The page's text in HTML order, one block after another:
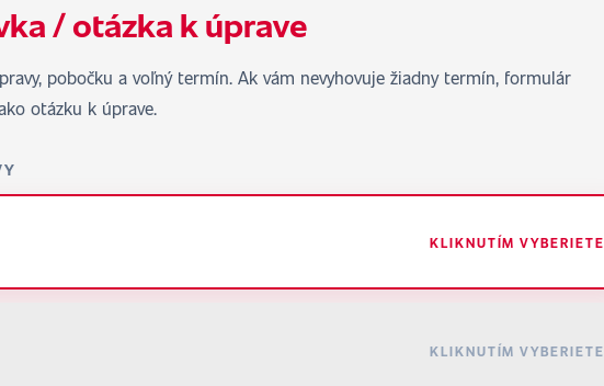
/ otázka k úprave
pobočku a voľný termín. Ak vám nevyhovuje žiadny termín, formulár
otázku k úprave.
KLIKNUTÍM VYBERIETE
KLIKNUTÍM VYBERIETE